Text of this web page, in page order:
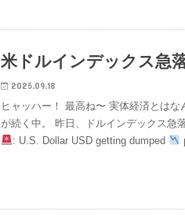
米ドルインデックス急
2025.09.18
ヒャッハー！ 最高ね〜 実体経済とはな
が続く中。 昨日、ドルインデックス急
: U.S. Dollar USD getting dumped